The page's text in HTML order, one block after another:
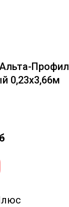
0,23х3,66м